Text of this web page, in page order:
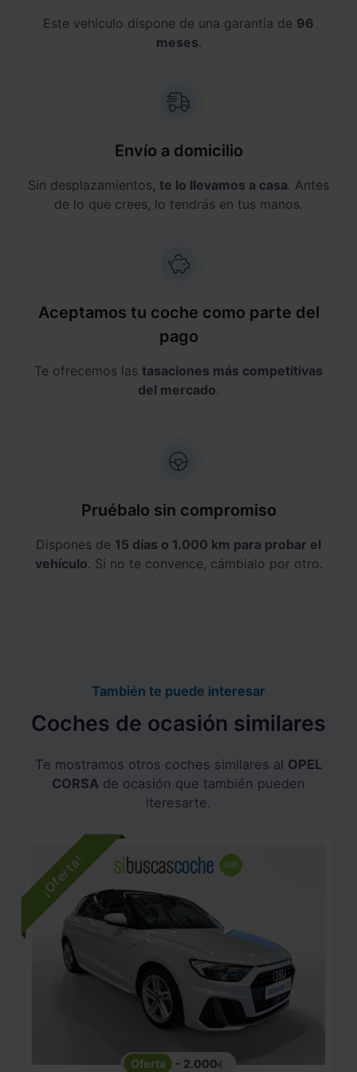
Este vehículo dispone de una garantía de 96
meses.
Envío a domicilio
Sin desplazamientos, te lo llevamos a casa. Antes
de lo que crees, lo tendrás en tus manos.
Aceptamos tu coche como parte del
pago
Te ofrecemos las tasaciones más competitivas
del mercado.
Pruébalo sin compromiso
Dispones de 15 días o 1.000 km para probar el
vehículo. Si no te convence, cámbialo por otro.
También te puede interesar
Coches de ocasión similares
Te mostramos otros coches similares al OPEL
CORSA de ocasión que también pueden
iteresarte.
- 2.000€